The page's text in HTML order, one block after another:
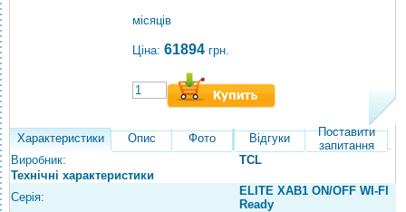
місяців
Ціна: 61894 грн.
Характеристики Опис Фото Відгуки
Поставити
запитання
Виробник:
TCL
Технічні характеристики
Серія:
ELITE XAB1 ON/OFF WI-FI
Ready